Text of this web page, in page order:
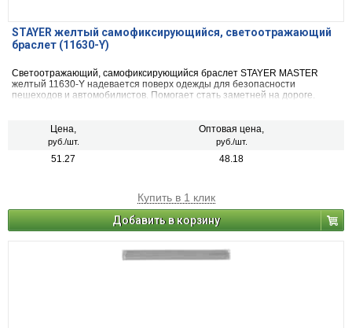
STAYER желтый самофиксирующийся, светоотражающий
браслет (11630-Y)
Светоотражающий, самофиксирующийся браслет STAYER MASTER
желтый 11630-Y надевается поверх одежды для безопасности
пешеходов и автомобилистов. Помогает стать заметней на дороге.
Цена,
руб./шт.
Оптовая цена,
руб./шт.
51.27 48.18
Купить в 1 клик
Добавить в корзину